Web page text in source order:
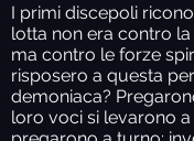
I primi discepoli
lotta non era contro
ma contro le forze
risposero a questa
demoniaca?
loro voci si levarono a